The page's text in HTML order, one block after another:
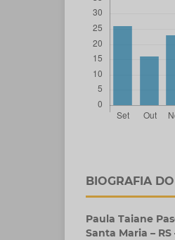
BIOGRAFIA
Paula Taiane
Santa Maria – RS